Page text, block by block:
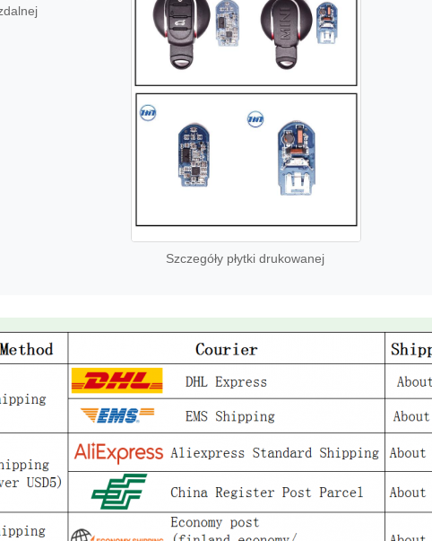
Szczegóły płytki drukowanej